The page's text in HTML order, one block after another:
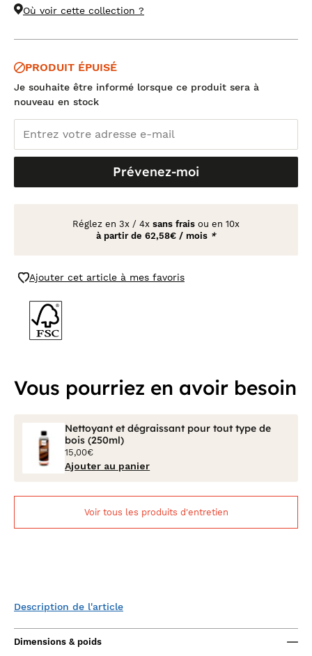
Où voir cette collection ?
PRODUIT ÉPUISÉ
Je souhaite être informé lorsque ce produit sera à
nouveau en stock
Prévenez-moi
Réglez en 3x / 4x sans frais ou en 10x
à partir de 62,58€ / mois *
Ajouter cet article à mes favoris
Vous pourriez en avoir besoin
Nettoyant et dégraissant pour tout type de
bois (250ml)
15,00€
Ajouter au panier
Voir tous les produits d'entretien
Description de l'article
Dimensions & poids